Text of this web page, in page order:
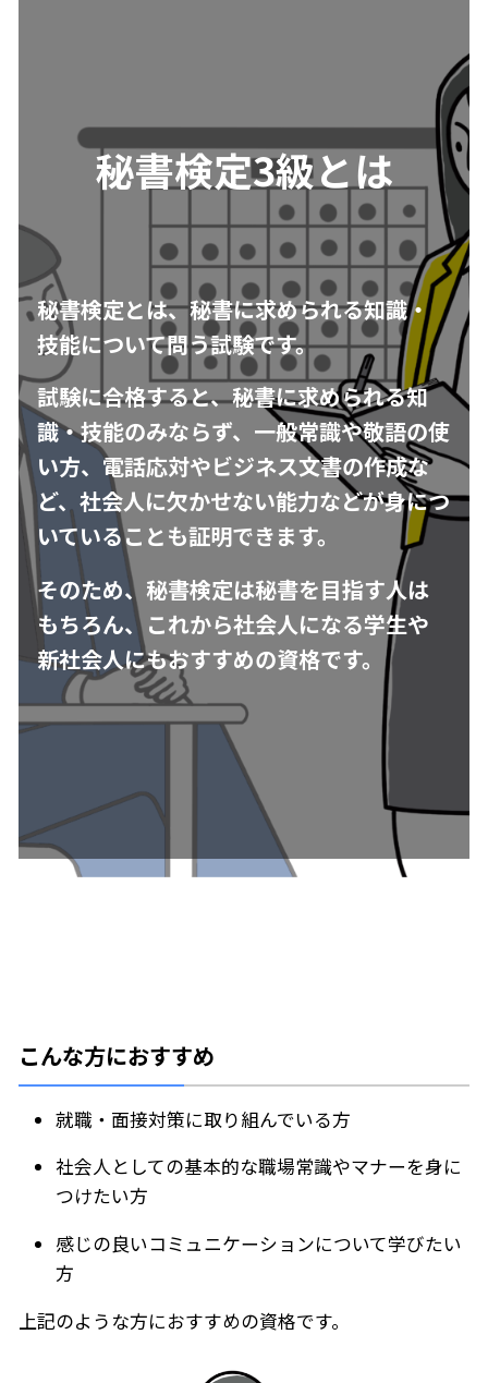
秘書検定3級とは
秘書検定とは、秘書に求められる知識・
技能について問う試験です。
試験に合格すると、秘書に求められる知
識・技能のみならず、一般常識や敬語の使
い方、電話応対やビジネス文書の作成な
ど、社会人に欠かせない能力などが身につ
いていることも証明できます。
そのため、秘書検定は秘書を目指す人は
もちろん、これから社会人になる学生や
新社会人にもおすすめの資格です。
こんな方におすすめ
就職・面接対策に取り組んでいる方
社会人としての基本的な職場常識やマナーを身に
つけたい方
感じの良いコミュニケーションについて学びたい
方
上記のような方におすすめの資格です。